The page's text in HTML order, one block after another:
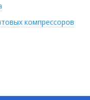
компрессоров